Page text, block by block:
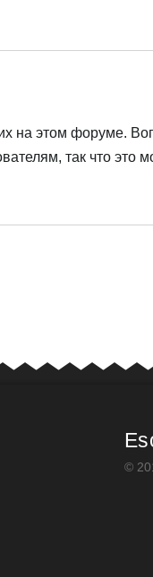
на этом форуме.
так что это
©